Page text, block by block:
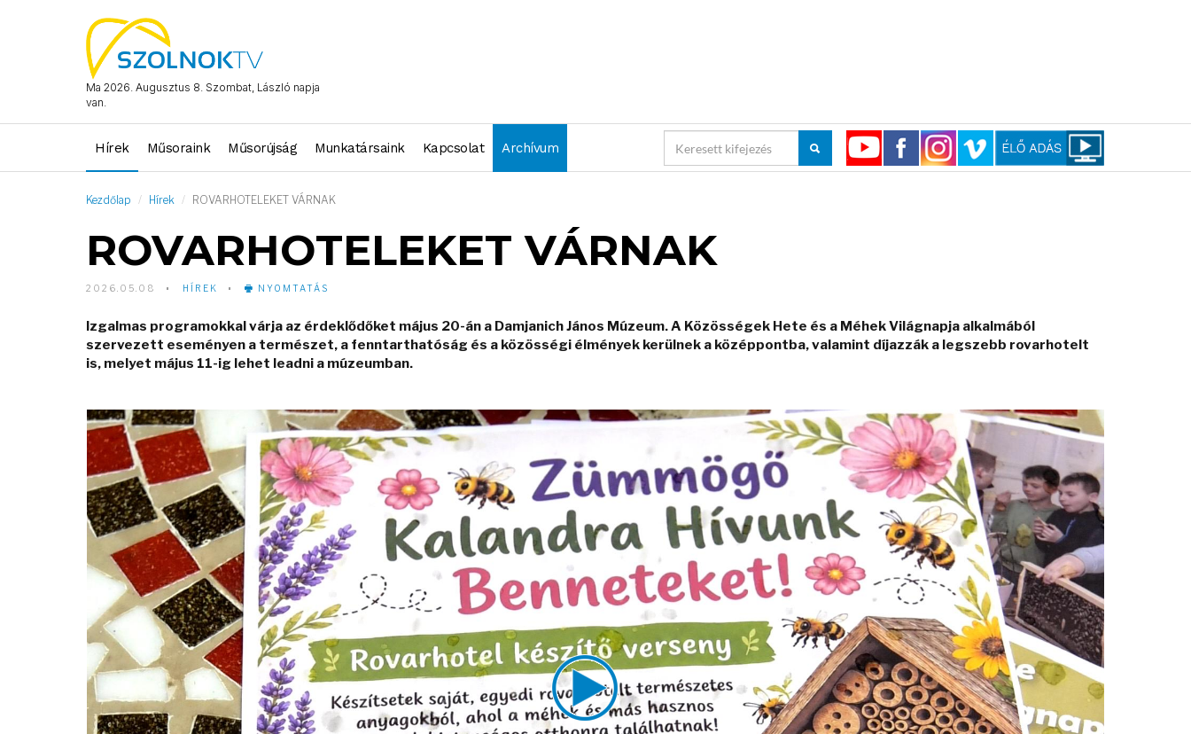
Ma 2026. Augusztus 8. Szombat, László napja
van.
Hírek Műsoraink Műsorújság Munkatársaink Kapcsolat Archívum
Kezdőlap Hírek ROVARHOTELEKET VÁRNAK
ROVARHOTELEKET VÁRNAK
2026.05.08 HÍREK NYOMTATÁS
Izgalmas programokkal várja az érdeklődőket május 20-án a Damjanich János Múzeum. A Közösségek Hete és a Méhek Világnapja alkalmából
szervezett eseményen a természet, a fenntarthatóság és a közösségi élmények kerülnek a középpontba, valamint díjazzák a legszebb rovarhotelt
is, melyet május 11-ig lehet leadni a múzeumban.
Video
Player